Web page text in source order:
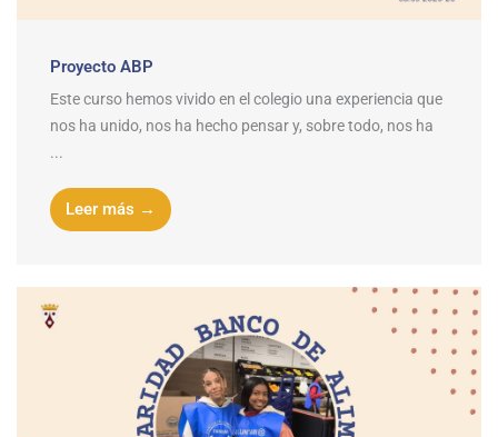
Proyecto ABP
Este curso hemos vivido en el colegio una experiencia que
nos ha unido, nos ha hecho pensar y, sobre todo, nos ha
...
Leer más →